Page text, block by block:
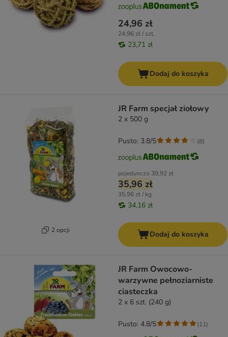
24,96 zł
24,96 zł / szt.
23,71 zł
Dodaj do koszyka
2 opcji
JR Farm specjał ziołowy
2 x 500 g
pojedynczo 39,92 zł
35,96 zł
35,96 zł / kg
34,16 zł
Pusto: 3.8/5 (8)
Dodaj do koszyka
JR Farm Owocowo-
warzywne pełnoziarniste
ciasteczka
2 x 6 szt. (240 g)
Pusto: 4.8/5 (11)